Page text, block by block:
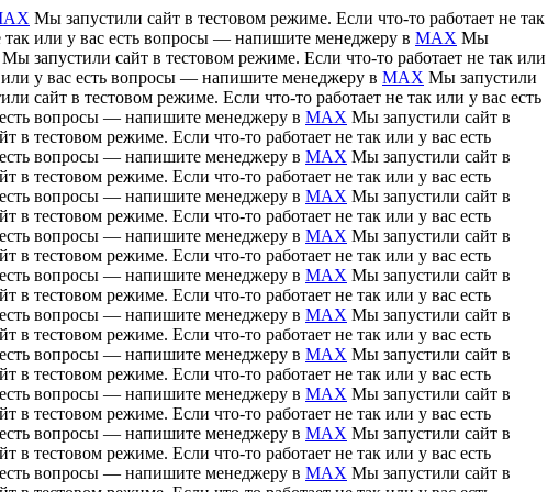
Мы запустили сайт в тестовом режиме. Если что-то работает не так
или у вас есть вопросы — напишите менеджеру в MAX Мы
Мы запустили сайт в тестовом режиме. Если что-то работает не так или
у вас есть вопросы — напишите менеджеру в MAX Мы запустили
сайт в тестовом режиме. Если что-то работает не так или у вас есть
вопросы — напишите менеджеру в MAX Мы запустили сайт в
в тестовом режиме. Если что-то работает не так или у вас есть
вопросы — напишите менеджеру в MAX Мы запустили сайт в
в тестовом режиме. Если что-то работает не так или у вас есть
вопросы — напишите менеджеру в MAX Мы запустили сайт в
в тестовом режиме. Если что-то работает не так или у вас есть
вопросы — напишите менеджеру в MAX Мы запустили сайт в
в тестовом режиме. Если что-то работает не так или у вас есть
вопросы — напишите менеджеру в MAX Мы запустили сайт в
в тестовом режиме. Если что-то работает не так или у вас есть
вопросы — напишите менеджеру в MAX Мы запустили сайт в
в тестовом режиме. Если что-то работает не так или у вас есть
вопросы — напишите менеджеру в MAX Мы запустили сайт в
в тестовом режиме. Если что-то работает не так или у вас есть
вопросы — напишите менеджеру в MAX Мы запустили сайт в
в тестовом режиме. Если что-то работает не так или у вас есть
вопросы — напишите менеджеру в MAX Мы запустили сайт в
в тестовом режиме. Если что-то работает не так или у вас есть
вопросы — напишите менеджеру в MAX Мы запустили сайт в